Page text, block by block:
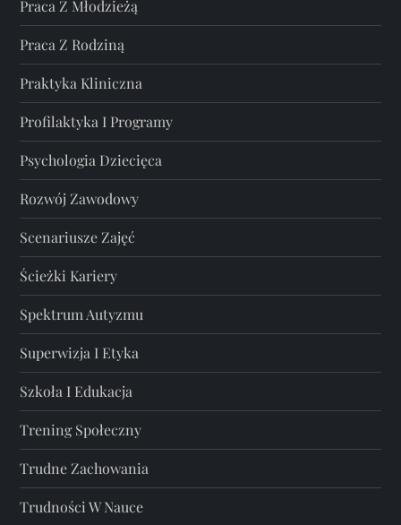
Praca Z Młodzieżą
Praca Z Rodziną
Praktyka Kliniczna
Profilaktyka I Programy
Psychologia Dziecięca
Rozwój Zawodowy
Scenariusze Zajęć
Ścieżki Kariery
Spektrum Autyzmu
Superwizja I Etyka
Szkoła I Edukacja
Trening Społeczny
Trudne Zachowania
Trudności W Nauce